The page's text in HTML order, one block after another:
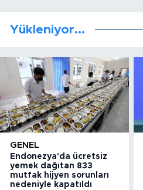
Yükleniyor...
GENEL
Endonezya'da ücretsiz
yemek dağıtan 833
mutfak hijyen sorunları
nedeniyle kapatıldı